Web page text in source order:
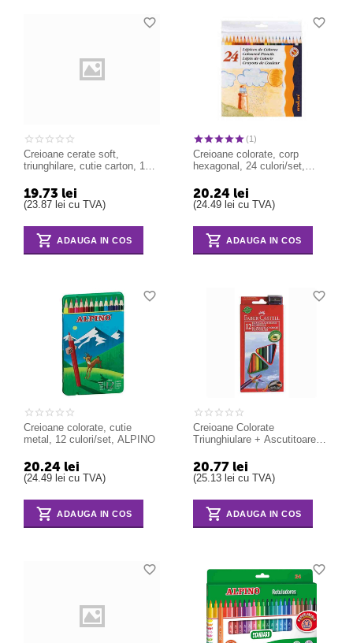
Creioane cerate soft,
triunghilare, cutie carton, 12
DacsTrix
19.73 lei
(23.87 lei cu TVA)
ADAUGA IN COS
(1)
Creioane colorate, corp
hexagonal, 24 culori/set,
20.24 lei
(24.49 lei cu TVA)
ADAUGA IN COS
Creioane colorate, cutie
metal, 12 culori/set, ALPINO
20.24 lei
(24.49 lei cu TVA)
ADAUGA IN COS
Creioane Colorate
Triunghiulare + Ascutitoare
20.77 lei
(25.13 lei cu TVA)
ADAUGA IN COS